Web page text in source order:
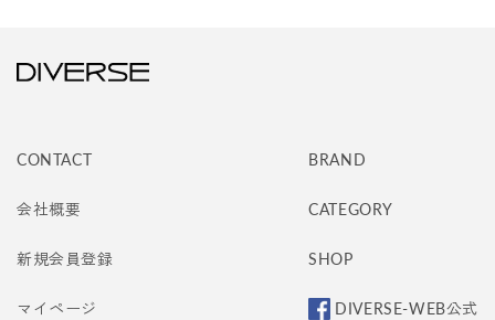
CONTACT
会社概要
新規会員登録
マイページ
BRAND
CATEGORY
SHOP
DIVERSE-WEB公式